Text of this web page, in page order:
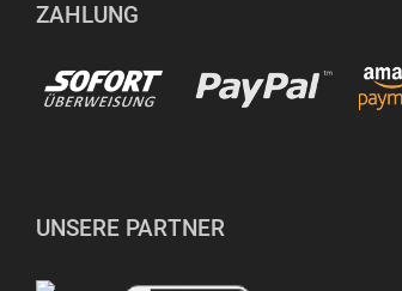
ZAHLUNG
UNSERE PARTNER